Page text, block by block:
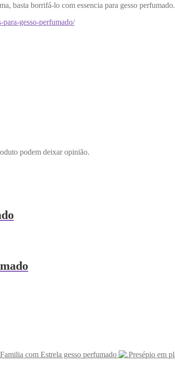
basta borrifá-lo com essencia para gesso perfumado.
gesso-perfumado/
podem deixar opinião.
com Estrela gesso perfumado